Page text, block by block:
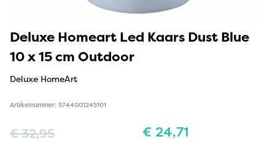
Deluxe Homeart Led Kaars Dust Blue
10 x 15 cm Outdoor
Deluxe HomeArt
Artikelnummer: 5744001245101
€32,95 € 24,71